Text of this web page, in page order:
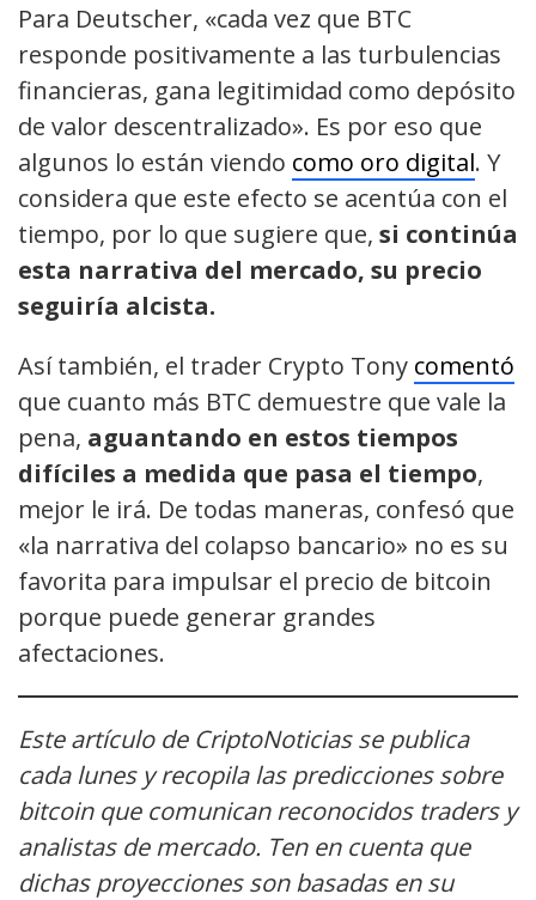
Para Deutscher, «cada vez que BTC
responde positivamente a las turbulencias
financieras, gana legitimidad como depósito
de valor descentralizado». Es por eso que
algunos lo están viendo como oro digital. Y
considera que este efecto se acentúa con el
tiempo, por lo que sugiere que, si continúa
esta narrativa del mercado, su precio
seguiría alcista.
Así también, el trader Crypto Tony comentó
que cuanto más BTC demuestre que vale la
pena, aguantando en estos tiempos
difíciles a medida que pasa el tiempo,
mejor le irá. De todas maneras, confesó que
«la narrativa del colapso bancario» no es su
favorita para impulsar el precio de bitcoin
porque puede generar grandes
afectaciones.
Este artículo de CriptoNoticias se publica
cada lunes y recopila las predicciones sobre
bitcoin que comunican reconocidos traders y
analistas de mercado. Ten en cuenta que
dichas proyecciones son basadas en su